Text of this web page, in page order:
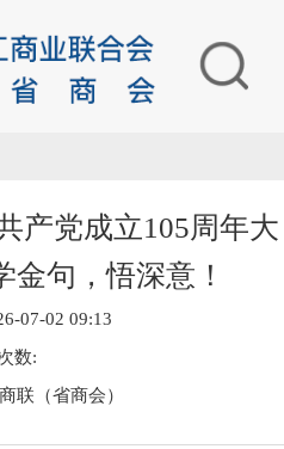
产党成立105周年大
句，悟深意！
07-02 09:13
数:
联（省商会）